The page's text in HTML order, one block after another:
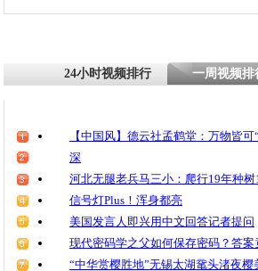
24小时视频排行 一周视频排
【中国风】德云社孟鹤堂：万物皆
深
河北无腿老兵马三小：爬行19年种树
信号灯Plus！浑身都亮
美国发言人即兴用中文回答记者提问
现代密码学之父如何保存密码？答
“中华赏樱胜地”无锡太湖鼋头渚夜樱